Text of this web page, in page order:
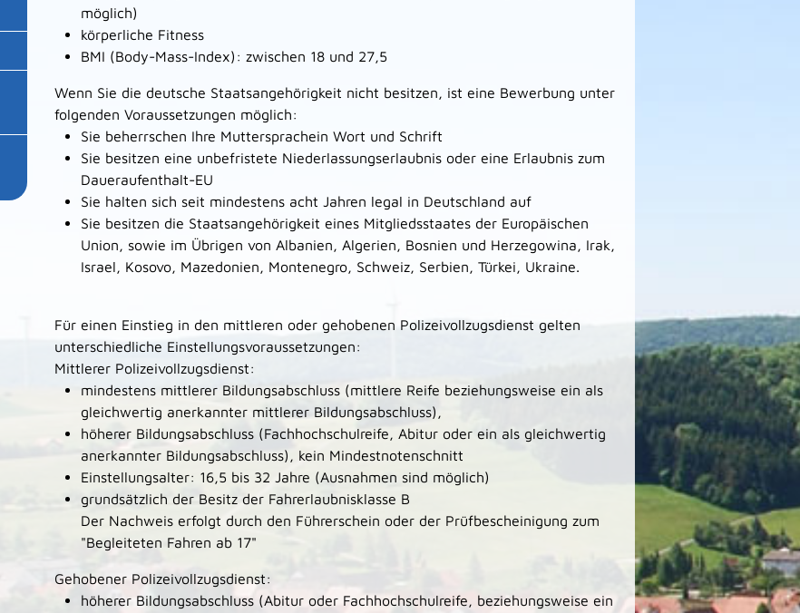
möglich)
körperliche Fitness
BMI (Body-Mass-Index): zwischen 18 und 27,5
Wenn Sie die deutsche Staatsangehörigkeit nicht besitzen, ist eine Bewerbung unter
folgenden Voraussetzungen möglich:
Sie beherrschen Ihre Muttersprachein Wort und Schrift
Sie besitzen eine unbefristete Niederlassungserlaubnis oder eine Erlaubnis zum
Daueraufenthalt-EU
Sie halten sich seit mindestens acht Jahren legal in Deutschland auf
Sie besitzen die Staatsangehörigkeit eines Mitgliedsstaates der Europäischen
Union, sowie im Übrigen von Al­ba­ni­en, Al­ge­ri­en, Bos­ni­en und Her­ze­go­wi­na, Irak,
Israel, Ko­so­vo, Ma­ze­do­ni­en, Mon­te­ne­gro, Schweiz, Ser­bi­en, Tür­kei, Ukrai­ne.
Für einen Einstieg in den mittleren oder gehobenen Polizeivollzugsdienst gelten
unterschiedliche Einstellungsvoraussetzungen:
Mittlerer Polizeivollzugsdienst:
mindestens mittlerer Bildungsabschluss (mittlere Reife beziehungsweise ein als
gleichwertig anerkannter mittlerer Bildungsabschluss),
höherer Bildungsabschluss (Fachhochschulreife, Abitur oder ein als gleichwertig
anerkannter Bildungsabschluss), kein Mindestnotenschnitt
Einstellungsalter: 16,5 bis 32 Jahre (Ausnahmen sind möglich)
grundsätzlich der Besitz der Fahrerlaubnisklasse B
Der Nachweis erfolgt durch den Führerschein oder der Prüfbescheinigung zum
"Begleiteten Fahren ab 17"
Gehobener Polizeivollzugsdienst:
höherer Bildungsabschluss (Abitur oder Fachhochschulreife, beziehungsweise ein